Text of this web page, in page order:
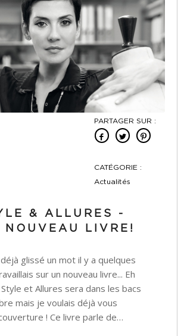
PARTAGER SUR :
CATÉGORIE :
Actualités
& ALLURES -
NOUVEAU LIVRE!
glissé un mot il y a quelques
sur un nouveau livre... Eh
et Allures sera dans les bacs
mais je voulais déjà vous
! Ce livre parle de…